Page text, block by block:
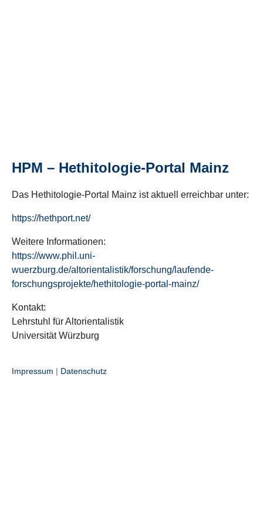
HPM – Hethitologie-Portal Mainz
Das Hethitologie-Portal Mainz ist aktuell erreichbar unter:
https://hethport.net/
Weitere Informationen:
https://www.phil.uni-
wuerzburg.de/altorientalistik/forschung/laufende-
forschungsprojekte/hethitologie-portal-mainz/
Kontakt:
Lehrstuhl für Altorientalistik
Universität Würzburg
Impressum | Datenschutz